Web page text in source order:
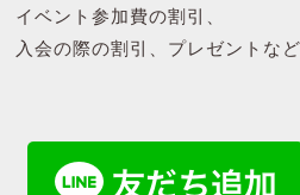
イベント参加費の割引、
入会の際の割引、プレゼントな